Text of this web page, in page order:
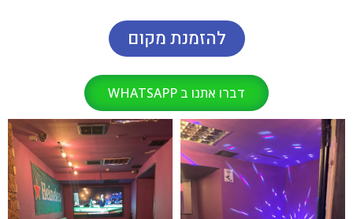
להזמנת מקום
דברו אתנו ב WHATSAPP